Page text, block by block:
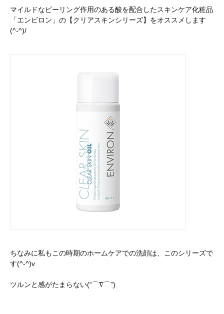
マイルドなピーリング作用のある酸を配合したスキンケア化粧品
「エンビロン」の【クリアスキンシリーズ】をオススメします
(^-^)/
ちなみに私もこの時期のホームケアでの洗顔は、このシリーズで
す(^-^)v
ツルンと感がたまらない(“⌒∇⌒”)